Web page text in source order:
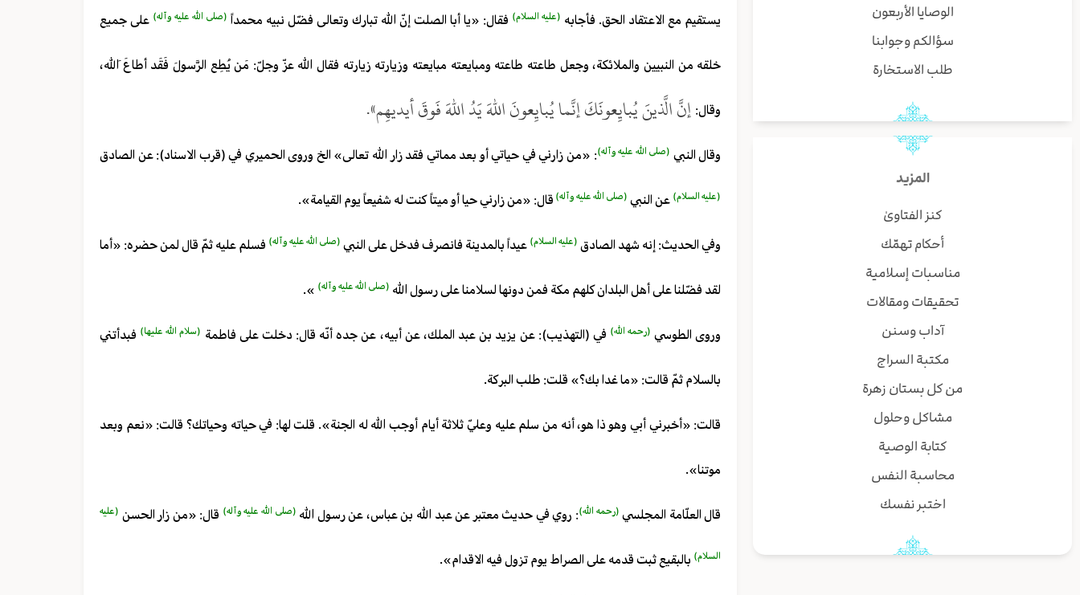
الوصايا الأربعون
سؤالكم وجوابنا
طلب الاستخارة
المزيد
كنز الفتاوىٰ
أحكام تهمّك
مناسبات إسلامية
تحقيقات ومقالات
آداب وسنن
مكتبة السراج
من كل بستان زهرة
مشاكل وحلول
كتابة الوصية
محاسبة النفس
اختبر نفسك
يستقيم مع الاعتقاد الحق. فأجابه (عليه السلام) فقال: «يا أبا الصلت إنّ الله تبارك وتعالى فضّل نبيه محمداً (صلى الله عليه وآله) على جميع
خلقه من النبيين والملائكة، وجعل طاعته طاعته ومبايعته مبايعته وزيارته زيارته فقال الله عزّ وجلّ: مَن يُطِع الرَّسولَ فَقَد أطاعَ اللهَ،
وقال: إنَّ الَّذينَ يُبايِعونَكَ إنَّما يُبايِعونَ اللهَ يَدُ اللهَ فَوقَ أيديهِم».
وقال النبي (صلى الله عليه وآله): «من زارني في حياتي أو بعد مماتي فقد زار الله تعالى» الخ وروى الحميري في (قرب الاسناد): عن الصادق
(عليه السلام) عن النبي (صلى الله عليه وآله) قال: «من زارني حيا أو ميتاً كنت له شفيعاً يوم القيامة».
وفي الحديث: إنه شهد الصادق (عليه السلام) عيداً بالمدينة فانصرف فدخل على النبي (صلى الله عليه وآله) فسلم عليه ثمّ قال لمن حضره: «أما
لقد فضّلنا على أهل البلدان كلهم مكة فمن دونها لسلامنا على رسول الله (صلى الله عليه وآله) ».
وروى الطوسي (رحمه الله) في (التهذيب): عن يزيد بن عبد الملك، عن أبيه، عن جده أنّه قال: دخلت على فاطمة (سلام الله عليها) فبدأتني
بالسلام ثمّ قالت: «ما غدا بك؟» قلت: طلب البركة.
قالت: «أخبرني أبي وهو ذا هو، أنه من سلم عليه وعليّ ثلاثة أيام أوجب الله له الجنة». قلت لها: في حياته وحياتك؟ قالت: «نعم وبعد
موتنا».
قال العلّامة المجلسي (رحمه الله): روي في حديث معتبر عن عبد الله بن عباس، عن رسول الله (صلى الله عليه وآله) قال: «من زار الحسن (عليه
السلام) بالبقيع ثبت قدمه على الصراط يوم تزول فيه الاقدام».